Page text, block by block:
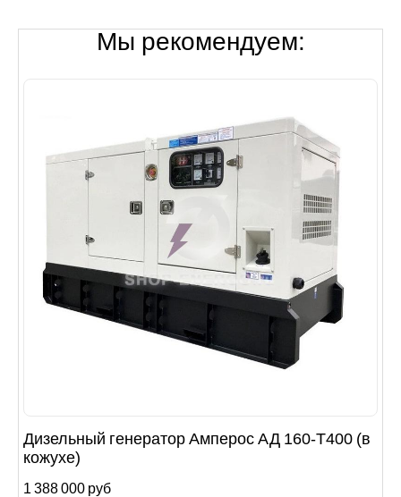
Мы рекомендуем:
Дизельный генератор Амперос АД 160-Т400 (в
кожухе)
1 388 000 руб